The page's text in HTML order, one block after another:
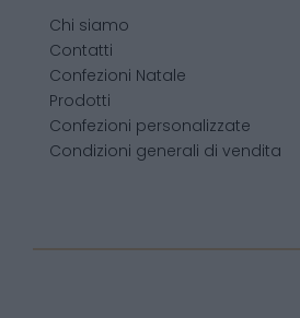
Chi siamo
Contatti
Confezioni Natale
Prodotti
Confezioni personalizzate
Condizioni generali di vendita